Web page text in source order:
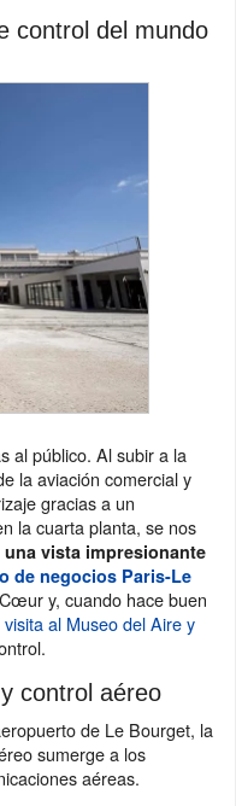
control del mundo
al público. Al subir a la
la aviación comercial y
gracias a un
la cuarta planta, se nos
una vista impresionante
de negocios Paris-Le
y, cuando hace buen
visita al Museo del Aire y
control aéreo
de Le Bourget, la
sumerge a los
aéreas.